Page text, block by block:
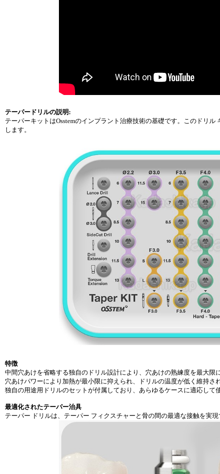
テーパードリルの説明:
テーパーキットはOsstemのインプラント治療技術の基礎です。このドリ
します。
特徴
中間穴あけを省略する独自のドリル設計により、穴あけの熟練度を最大限
穴あけパワーにより加熱が最小限に抑えられ、ドリルの温度が低く維持さ
独自の用途用ドリルのセットが付属しており、あらゆるケースに適応して
最適化されたテーパー治具
テーパー ドリルは、テーパー フィクスチャーと骨の間の最適な接触を実